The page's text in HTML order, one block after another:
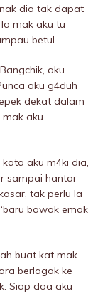
dia tak dapat
mak aku tu
betul.
aku
aku g4duh
dekat dalam
aku
aku m4ki dia,
sampai hantar
tak perlu la
bawak emak
buat kat mak
berlagak ke
Siap doa aku